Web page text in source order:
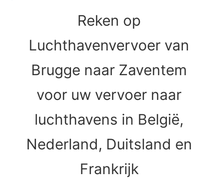
Reken op
Luchthavenvervoer van
Brugge naar Zaventem
voor uw vervoer naar
luchthavens in België,
Nederland, Duitsland en
Frankrijk